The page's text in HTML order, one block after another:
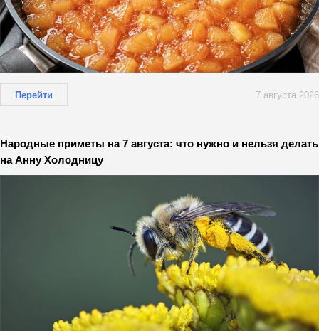
Перейти 7 августа 2026
Народные приметы на 7 августа: что нужно и нельзя делать
на Анну Холодницу